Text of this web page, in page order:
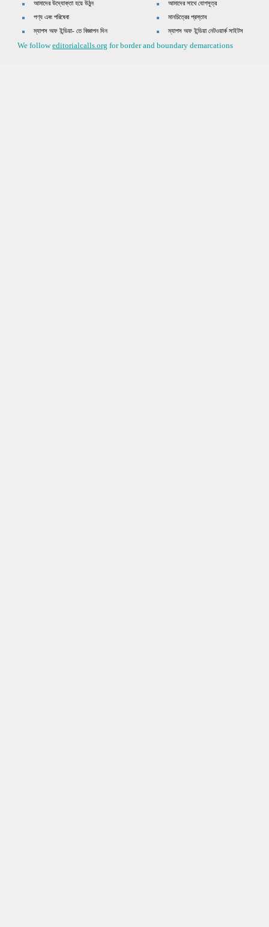
আমাদের উদ্যোক্তা হয়ে উঠুন
পণ্য এবং পরিষেবা
ম্যাপস অফ ইন্ডিয়া- তে বিজ্ঞাপন দিন
আমাদের সাথে যোগসূত্র
মানচিত্রের প্রস্তাব
ম্যাপস অফ ইন্ডিয়া নেটওয়ার্ক সাইটস
We followeditorialcalls.org for border and boundary demarcations